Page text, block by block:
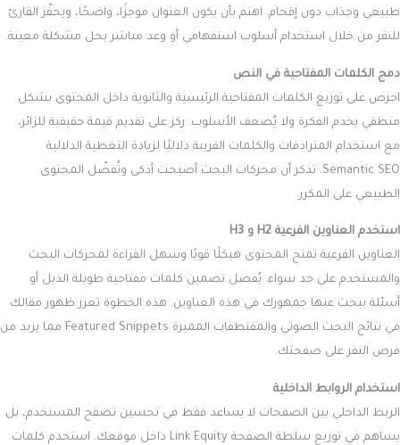
طبيعي وجذاب دون إقحام. اهتم بأن يكون العنوان موجزًا، واضحًا، ويحفّز القارئ
للنقر من خلال استخدام أسلوب استفهامي أو وعد مباشر بحل مشكلة معينة.
دمج الكلمات المفتاحية في النص
احرص على توزيع الكلمات المفتاحية الرئيسية والثانوية داخل المحتوى بشكل
منطقي يخدم الفكرة ولا يُضعف الأسلوب. ركز على تقديم قيمة حقيقية للزائر،
مع استخدام المترادفات والكلمات القريبة دلاليًا لزيادة التغطية الدلالية
Semantic SEO. تذكر أن محركات البحث أصبحت أذكى وتُفضّل المحتوى
الطبيعي على المكرر.
استخدم العناوين الفرعية H2 و H3
العناوين الفرعية تمنح المحتوى هيكلًا قويًا وسهل القراءة لمحركات البحث
والمستخدم على حد سواء. يُفضل تضمين كلمات مفتاحية طويلة الذيل أو
أسئلة يبحث عنها جمهورك في هذه العناوين. هذه الخطوة تعزز ظهور مقالك
في نتائج البحث الصوتي والمقتطفات المميزة Featured Snippets مما يزيد من
فرص النقر على صفحتك.
استخدام الروابط الداخلية
الربط الداخلي بين الصفحات لا يساعد فقط في تحسين تصفح المستخدم، بل
يساهم في توزيع سلطة الصفحة Link Equity داخل موقعك. استخدم كلمات